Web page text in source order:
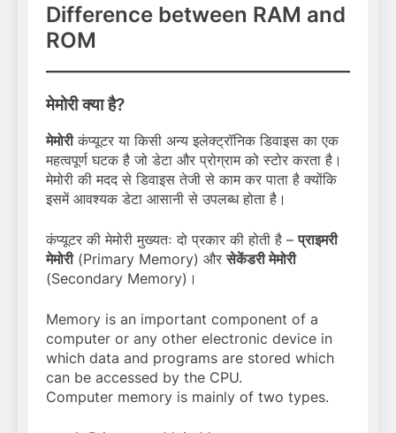
Difference between RAM and
ROM
मेमोरी क्या है?
मेमोरीकंप्यूटर या किसी अन्य इलेक्ट्रॉनिक डिवाइस का एक
महत्वपूर्ण घटक है जो डेटा और प्रोग्राम को स्टोर करता है।
मेमोरी की मदद से डिवाइस तेजी से काम कर पाता है क्योंकि
इसमें आवश्यक डेटा आसानी से उपलब्ध होता है।
कंप्यूटर की मेमोरी मुख्यतः दो प्रकार की होती है –प्राइमरी
मेमोरी(Primary Memory) औरसेकेंडरी मेमोरी
(Secondary Memory)।
Memory is an important component of a
computer or any other electronic device in
which data and programs are stored which
can be accessed by the CPU.
Computer memory is mainly of two types.